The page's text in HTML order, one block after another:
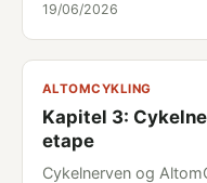
19/06/2026
ALTOMCYKLING
Kapitel 3:
etape
Cykelnerven og